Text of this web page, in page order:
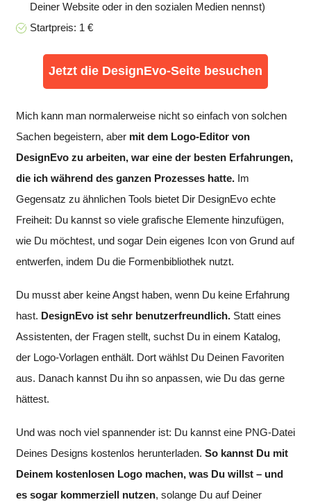
Deiner Website oder in den sozialen Medien nennst)
Startpreis: 1 €
Jetzt die DesignEvo-Seite besuchen
Mich kann man normalerweise nicht so einfach von solchen
Sachen begeistern, aber mit dem Logo-Editor von
DesignEvo zu arbeiten, war eine der besten Erfahrungen,
die ich während des ganzen Prozesses hatte. Im
Gegensatz zu ähnlichen Tools bietet Dir DesignEvo echte
Freiheit: Du kannst so viele grafische Elemente hinzufügen,
wie Du möchtest, und sogar Dein eigenes Icon von Grund auf
entwerfen, indem Du die Formenbibliothek nutzt.
Du musst aber keine Angst haben, wenn Du keine Erfahrung
hast. DesignEvo ist sehr benutzerfreundlich. Statt eines
Assistenten, der Fragen stellt, suchst Du in einem Katalog,
der Logo-Vorlagen enthält. Dort wählst Du Deinen Favoriten
aus. Danach kannst Du ihn so anpassen, wie Du das gerne
hättest.
Und was noch viel spannender ist: Du kannst eine PNG-Datei
Deines Designs kostenlos herunterladen. So kannst Du mit
Deinem kostenlosen Logo machen, was Du willst – und
es sogar kommerziell nutzen, solange Du auf Deiner